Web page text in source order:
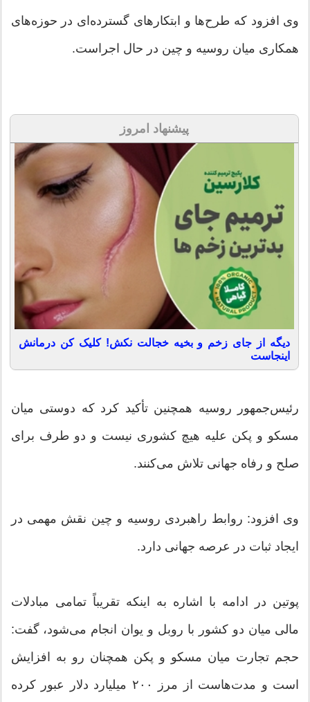
وی افزود که طرح‌ها و ابتکارهای گسترده‌ای در حوزه‌های
همکاری میان روسیه و چین در حال اجراست.
پیشنهاد امروز
دیگه از جای زخم و بخیه خجالت نکش! کلیک کن درمانش
اینجاست
رئیس‌جمهور روسیه همچنین تأکید کرد که دوستی میان
مسکو و پکن علیه هیچ کشوری نیست و دو طرف برای
صلح و رفاه جهانی تلاش می‌کنند.
وی افزود: روابط راهبردی روسیه و چین نقش مهمی در
ایجاد ثبات در عرصه جهانی دارد.
پوتین در ادامه با اشاره به اینکه تقریباً تمامی مبادلات
مالی میان دو کشور با روبل و یوان انجام می‌شود، گفت:
حجم تجارت میان مسکو و پکن همچنان رو به افزایش
است و مدت‌هاست از مرز ۲۰۰ میلیارد دلار عبور کرده